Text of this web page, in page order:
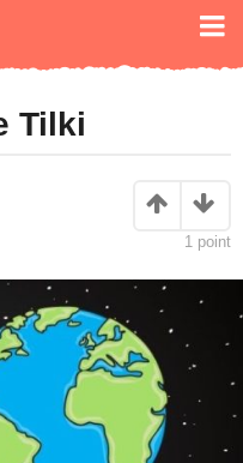
Tilki
1 point